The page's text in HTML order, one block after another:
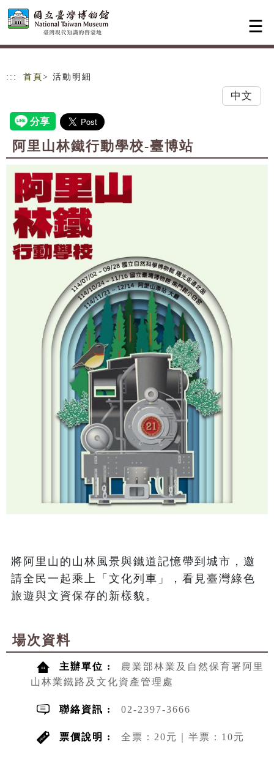
跳到主要內容
網站導覽
::: 首頁 > 活動明細
中文
阿里山林鐵行動學校-臺博站
將阿里山的山林風景與鐵道記憶帶到城市，邀
請全民一起乘上「文化列車」，看見臺灣綠色
旅遊與文資保存的新樣貌。
場次資料
主辦單位 :
農業部林業及自然保育署阿里
山林業鐵路及文化資產管理處
聯絡資訊 : 02-2397-3666
票價說明 : 全票：20元｜半票：10元